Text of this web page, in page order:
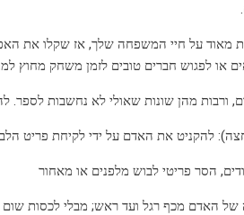
מאוד על חיי המשפחה שלך, אז שקלו את
או לפגוש חברים טובים לזמן משחק מחוץ
ורבות מהן שונות שאולי לא נחשבות לספר.
להקניט את האדם על ידי לקיחת פריט
הסר פריטי לבוש מלפנים או מאחור
האדם מכף רגל ועד ראש; מבלי לכסות שום